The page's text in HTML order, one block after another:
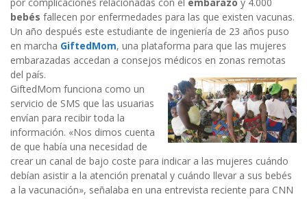
por complicaciones relacionadas con el embarazo y 4.000
bebés fallecen por enfermedades para las que existen vacunas.
Un año después este estudiante de ingeniería de 23 años puso
en marcha GiftedMom, una plataforma para que las mujeres
embarazadas accedan a consejos médicos en zonas remotas
del país.
GiftedMom funciona como un
servicio de SMS que las usuarias
envían para recibir toda la
información. «Nos dimos cuenta
de que había una necesidad de
crear un canal de bajo coste para indicar a las mujeres cuándo
debían asistir a la atención prenatal y cuándo llevar a sus bebés
a la vacunación», señalaba en una entrevista reciente para CNN